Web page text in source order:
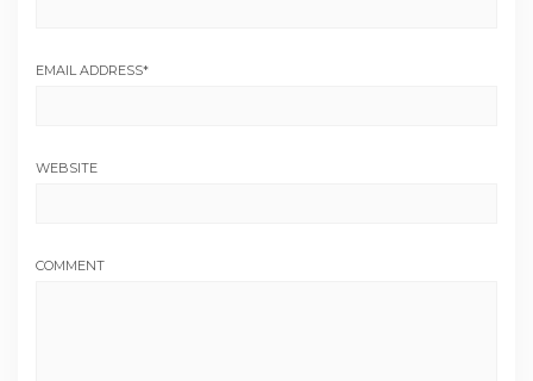
EMAIL ADDRESS*
WEBSITE
COMMENT